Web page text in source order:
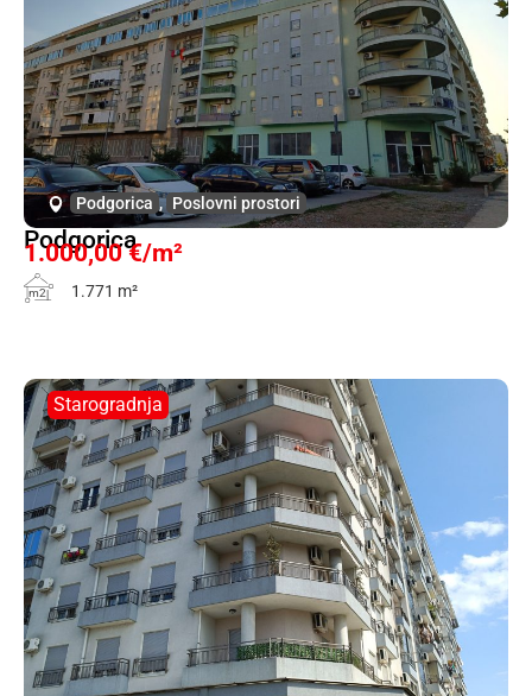
Podgorica , Poslovni prostori
Podgorica
1.000,00 €/m²
m2 1.771 m²
Starogradnja